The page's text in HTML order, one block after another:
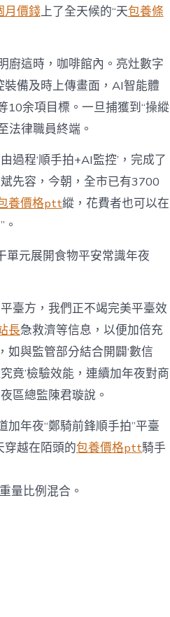
月價錢上了全天候的“天包養條
廚這時，咖啡館內。亮灶數字
備及時上傳畫面，AI智能體
10余項目標。一旦捕獲到“操縱
法律職員終端。
過程‘順手拍+AI監控’，完成了
先容，今朝，全市已有3700
養價格ptt縱，花費者也可以在
單元展開食物平安常識年夜
臺方，我們正不竭完美平臺效
長急救濟等信息，以便加倍充
與監管部分結合開闢‘數信
竟’檢驗效能，連續加年夜對商
區總監陳君璇說。
年夜“鄭騎前鋒順手拍”平臺
穿越在陌頭的包養價格ptt騎手
量比例混合。